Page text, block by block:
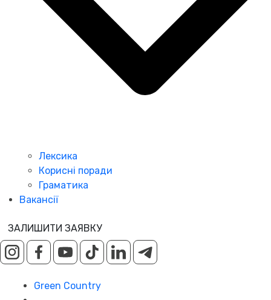
Лексика
Корисні поради
Граматика
Вакансії
ЗАЛИШИТИ ЗАЯВКУ
Green Country